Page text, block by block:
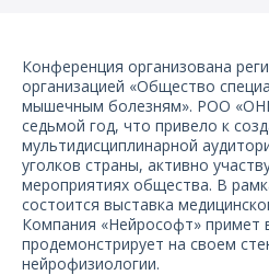
О
Конференция организована
организацией «Общество
мышечным болезням». РОО
седьмой год, что привело к
мультидисциплинарной
уголков страны, активно
мероприятиях общества. В
состоится выставка
Компания «Нейрософт» примет
продемонстрирует на своем
нейрофизиологии.